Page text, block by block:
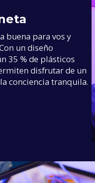
buena para vos y
un diseño
35 % de plásticos
disfrutar de un
conciencia tranquila.